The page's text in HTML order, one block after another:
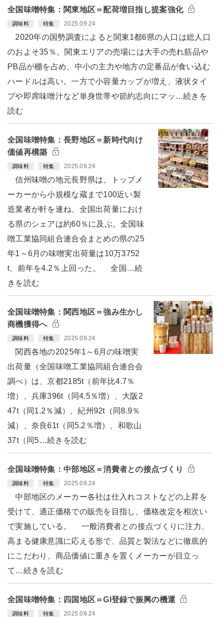
全国味噌特集：関東地区＝配荷増目指し提案強化
調味料 特集 2025.09.24
2020年の国勢調査によると関東1都6県の人口は総人口
のおよそ35％。関東エリアの売場には大手の売れ筋品や
PB品が棚を占め、中小の主力や地方の定番品が食い込む
ハードルは高い。一方で小容量カップが増え、液状タイ
プや即席味噌汁など単身世帯や節約志向にマッ…続きを
読む
全国味噌特集：長野地区＝新時代向け
価値再構築
調味料 特集 2025.09.24
信州味噌の地元長野県は、トップメ
ーカーから小規模な蔵まで100近い製
造業者が軒を連ね、全国出荷量におけ
る県のシェアは約60％に及ぶ。全国味
噌工業協同組合連合会まとめの県の25
年1～6月の味噌実出荷量は10万3752
t、前年を4.2％上回った。 全国…続
きを読む
全国味噌特集：関西地区＝強み生かし
商機獲得へ
調味料 特集 2025.09.24
関西各地の2025年1～6月の味噌実
出荷量（全国味噌工業協同組合連合会
調べ）は、京都2185t（前年比4.7％
増）、兵庫396t（同4.5％増）、大阪2
47t（同1.2％減）、紀州92t（同8.9％
減）、奈良61t（同5.2％増）、和歌山
37t（同5…続きを読む
全国味噌特集：中部地区＝消費者との接点づくり
調味料 特集 2025.09.24
中部地区のメーカー各社は仕入れコストなどの上昇を
受けて、適正価格での販売を目指し、価格改定を相次い
で実施している。 一般消費者との接点づくりに注力、
高まる健康意識に応える形で、品質と製法などに徹底的
にこだわり、商品価値に重きを置くメーカーが目立っ
て…続きを読む
全国味噌特集：四国地区＝GI登録で振興の機運
調味料 特集 2025.09.24